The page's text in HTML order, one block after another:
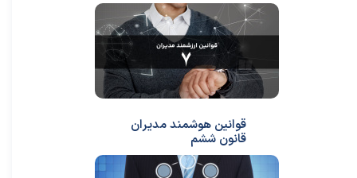
قوانین هوشمند مدیران
قانون ششم